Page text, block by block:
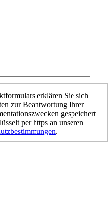
erklären Sie sich
zur Beantwortung Ihrer
gespeichert
per https an unseren
.